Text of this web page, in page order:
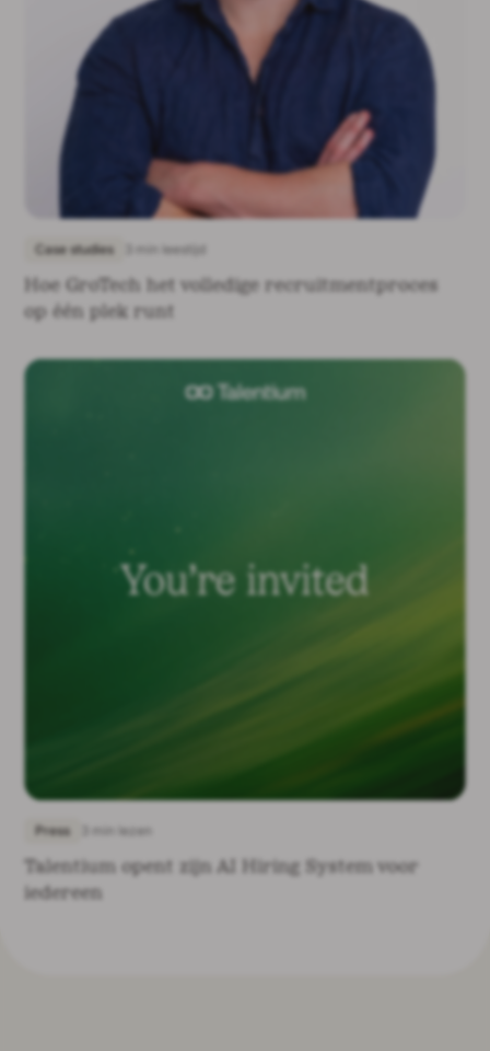
Case studies 3 min leestijd
Hoe GroTech het volledige recruitmentproces
op één plek runt
Press 3 min lezen
Talentium opent zijn AI Hiring System voor
iedereen